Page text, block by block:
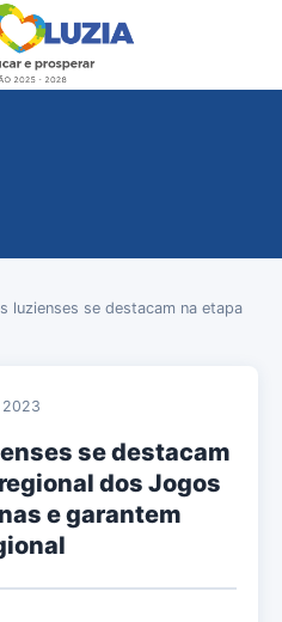
luzienses se destacam na etapa
2023
se destacam
dos Jogos
e garantem